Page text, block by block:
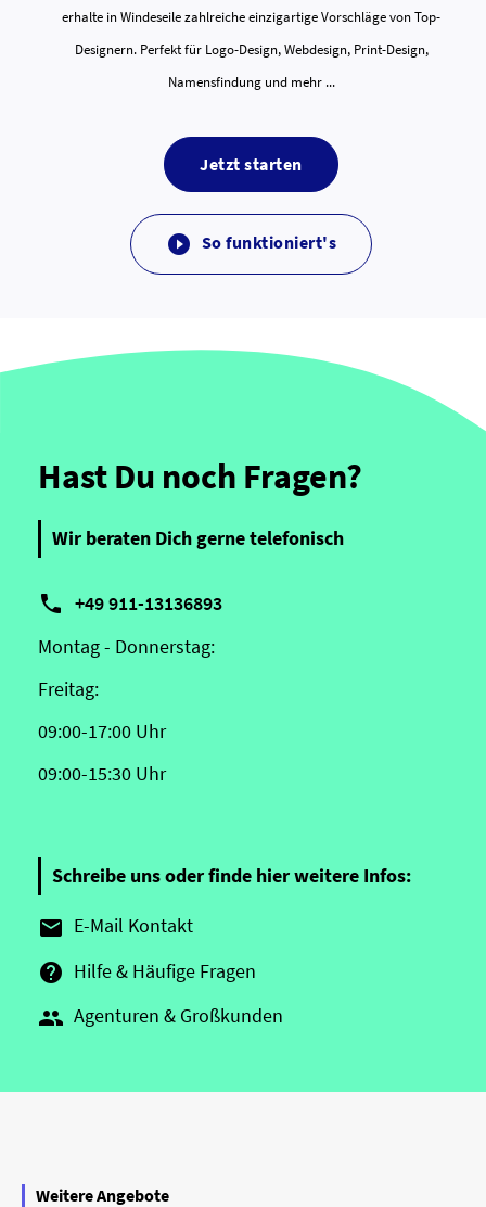
erhalte in Windeseile zahlreiche einzigartige Vorschläge von Top-
Designern. Perfekt für Logo-Design, Webdesign, Print-Design,
Namensfindung und mehr ...
Jetzt starten
 So funktioniert's
Hast Du noch Fragen?
Wir beraten Dich gerne telefonisch
 +49 911-13136893
Montag - Donnerstag:
Freitag:
09:00-17:00 Uhr
09:00-15:30 Uhr
Schreibe uns oder finde hier weitere Infos:
 E-Mail Kontakt
 Hilfe & Häufige Fragen
 Agenturen & Großkunden
Weitere Angebote